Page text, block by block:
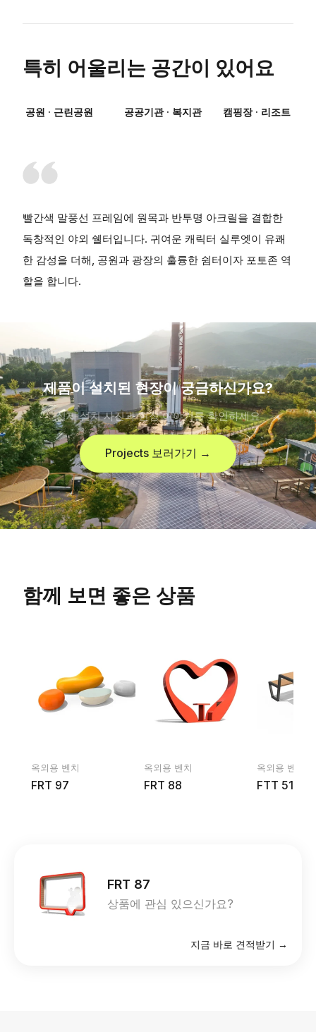
특히 어울리는 공간이 있어요
공원 · 근린공원 공공기관 · 복지관 캠핑장 · 리조트
빨간색 말풍선 프레임에 원목과 반투명 아크릴을 결합한
독창적인 야외 쉘터입니다. 귀여운 캐릭터 실루엣이 유쾌
한 감성을 더해, 공원과 광장의 훌륭한 쉼터이자 포토존 역
할을 합니다.
제품이 설치된 현장이 궁금하신가요?
실제 설치 사진과 현장 이야기를 확인하세요
Projects 보러가기 →
함께 보면 좋은 상품
옥외용 벤치
FRT 97
옥외용 벤치
FRT 88
옥외용 벤치
FTT 51
FRT 87
상품에 관심 있으신가요?
지금 바로 견적받기 →